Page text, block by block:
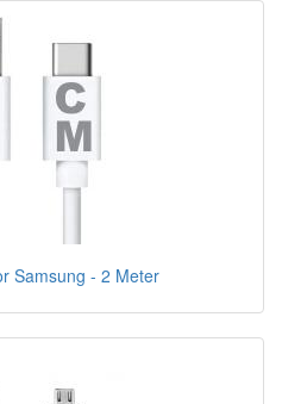
Samsung - 2 Meter